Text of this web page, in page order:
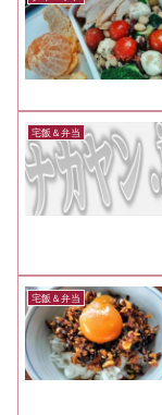
宅飯＆弁当
宅飯＆弁当